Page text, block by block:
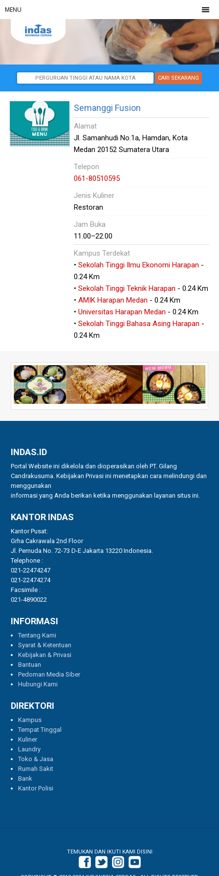
MENU
Semanggi Fusion
Alamat
Jl. Samanhudi No.1a, Hamdan, Kota
Medan 20152 Sumatera Utara
Telepon
061-80510595
Jenis Kuliner
Restoran
Jam Buka
11.00–22.00
Kampus Terdekat
• Sekolah Tinggi Ilmu Ekonomi Harapan -
0.24 Km
• Sekolah Tinggi Teknik Harapan - 0.24 Km
• AMIK Harapan Medan - 0.24 Km
• Universitas Harapan Medan - 0.24 Km
• Sekolah Tinggi Bahasa Asing Harapan -
0.24 Km
INDAS.ID
Portal Website ini dikelola dan dioperasikan oleh PT. Gilang
Candrakusuma. Kebijakan Privasi ini menetapkan cara melindungi dan
menggunakan
informasi yang Anda berikan ketika menggunakan layanan situs ini.
KANTOR INDAS
Kantor Pusat:
Grha Cakrawala 2nd Floor
Jl. Pemuda No. 72-73 D-E Jakarta 13220 Indonesia.
Telephone :
021-22474247
021-22474274
Facsimile :
021-4890022
INFORMASI
Tentang Kami
Syarat & Ketentuan
Kebijakan & Privasi
Bantuan
Pedoman Media Siber
Hubungi Kami
DIREKTORI
Kampus
Tempat Tinggal
Kuliner
Laundry
Toko & Jasa
Rumah Sakit
Bank
Kantor Polisi
TEMUKAN DAN IKUTI KAMI DISINI